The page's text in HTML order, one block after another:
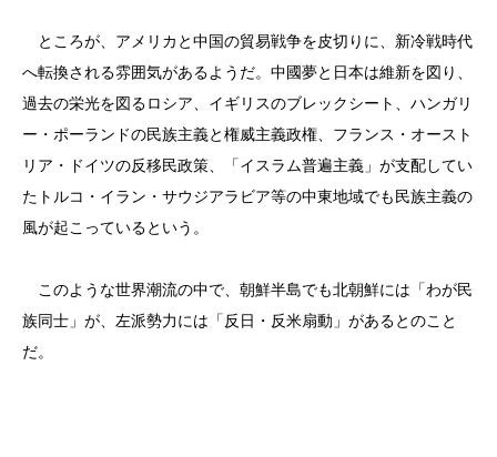
ところが、アメリカと中国の貿易戦争を皮切りに、新冷戦時代
へ転換される雰囲気があるようだ。中國夢と日本は維新を図り、
過去の栄光を図るロシア、イギリスのブレックシート、ハンガリ
ー・ポーランドの民族主義と権威主義政権、フランス・オースト
リア・ドイツの反移民政策、「イスラム普遍主義」が支配してい
たトルコ・イラン・サウジアラビア等の中東地域でも民族主義の
風が起こっているという。
このような世界潮流の中で、朝鮮半島でも北朝鮮には「わが民
族同士」が、左派勢力には「反日・反米扇動」があるとのこと
だ。